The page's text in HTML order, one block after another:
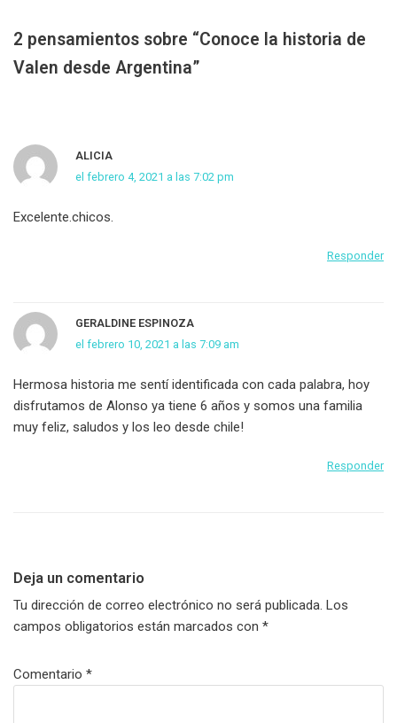
2 pensamientos sobre “Conoce la historia de
Valen desde Argentina”
ALICIA
el febrero 4, 2021 a las 7:02 pm
Excelente.chicos.
Responder
GERALDINE ESPINOZA
el febrero 10, 2021 a las 7:09 am
Hermosa historia me sentí identificada con cada palabra, hoy
disfrutamos de Alonso ya tiene 6 años y somos una familia
muy feliz, saludos y los leo desde chile!
Responder
Deja un comentario
Tu dirección de correo electrónico no será publicada. Los
campos obligatorios están marcados con *
Comentario *